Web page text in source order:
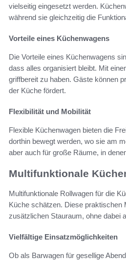
vielseitig eingesetzt werden.
während sie gleichzeitig die
Vorteile eines Küchenwagens
Die Vorteile eines Küchenwagens
dass alles organisiert bleibt. Mit
griffbereit zu haben. Gäste können
der Küche fördert.
Flexibilität und Mobilität
Flexible Küchenwagen bieten die
dorthin bewegt werden, wo sie am
aber auch für große Räume, in
Multifunktionale
Multifunktionale Rollwagen für die
Küche schätzen. Diese praktischen
zusätzlichen Stauraum, ohne dabei
Vielfältige Einsatzmöglichkeiten
Ob als Barwagen für gesellige